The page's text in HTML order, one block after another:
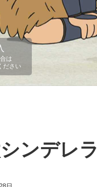
は
ださい
ンデレラ